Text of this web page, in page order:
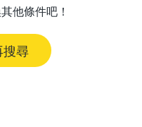
他條件吧！
尋